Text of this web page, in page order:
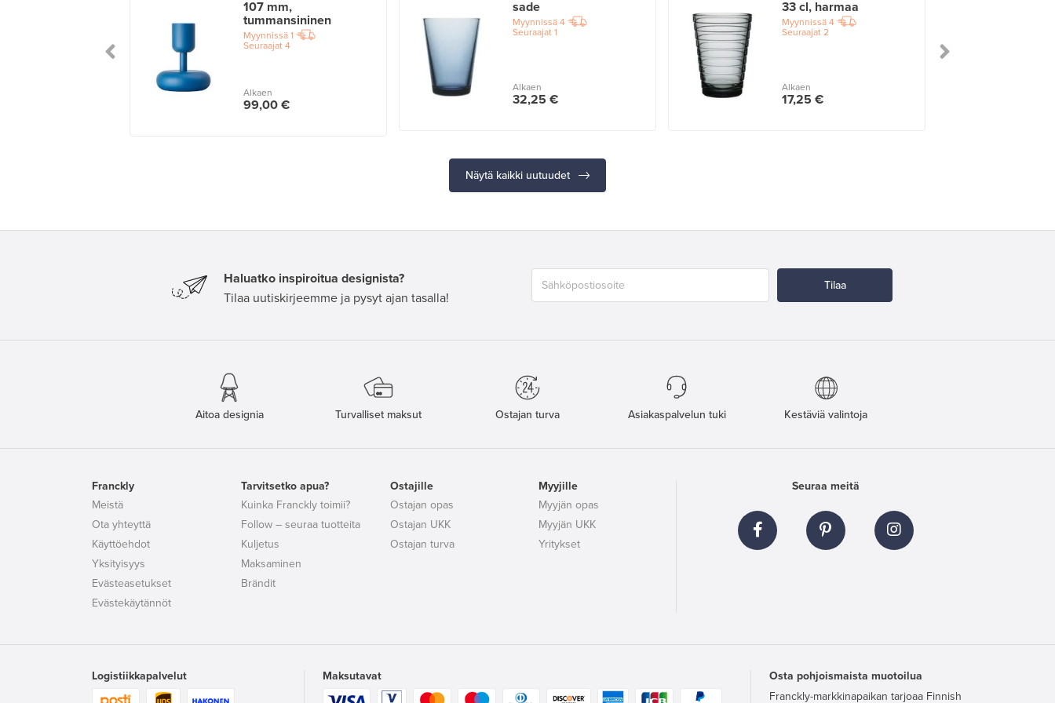
107 mm,
tummansininen
Myynnissä1
Seuraajat4
Alkaen
99,00 €
sade
Myynnissä4
Seuraajat1
Alkaen
32,25 €
33 cl, harmaa
Myynnissä4
Seuraajat2
Alkaen
17,25 €
Näytä kaikki uutuudet
Haluatko inspiroitua designista?
Tilaa uutiskirjeemme ja pysyt ajan tasalla!
Tilaa
Aitoa designia Turvalliset maksut Ostajan turva Asiakaspalvelun tuki Kestäviä valintoja
Seuraa meitä
Franckly
Meistä
Ota yhteyttä
Käyttöehdot
Yksityisyys
Evästeasetukset
Evästekäytännöt
Tarvitsetko apua?
Kuinka Franckly toimii?
Follow – seuraa tuotteita
Kuljetus
Maksaminen
Brändit
Ostajille
Ostajan opas
Ostajan UKK
Ostajan turva
Myyjille
Myyjän opas
Myyjän UKK
Yritykset
Logistiikkapalvelut Maksutavat
Osta pohjoismaista muotoilua
Franckly-markkinapaikan tarjoaa Finnish